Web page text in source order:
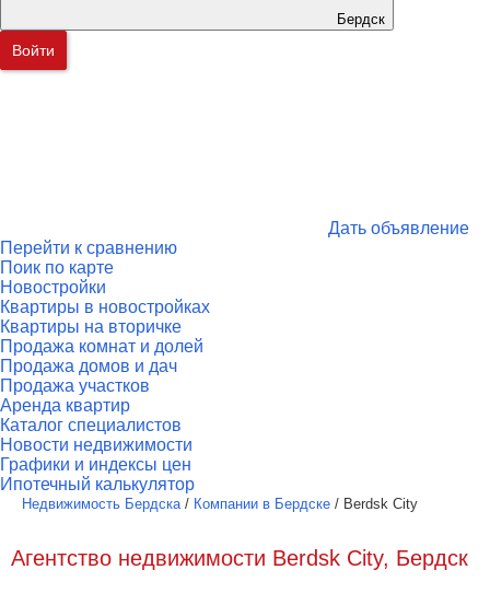
Бердск
Войти
Дать объявление
Перейти к сравнению
Поик по карте
Новостройки
Квартиры в новостройках
Квартиры на вторичке
Продажа комнат и долей
Продажа домов и дач
Продажа участков
Аренда квартир
Каталог специалистов
Новости недвижимости
Графики и индексы цен
Ипотечный калькулятор
Недвижимость Бердска/ Компании в Бердске / Berdsk City
Агентство недвижимости Berdsk City, Бердск